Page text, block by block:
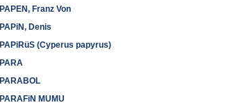
PAPEN, Franz Von
PAPiN, Denis
PAPiRüS (Cyperus papyrus)
PARA
PARABOL
PARAFiN MUMU